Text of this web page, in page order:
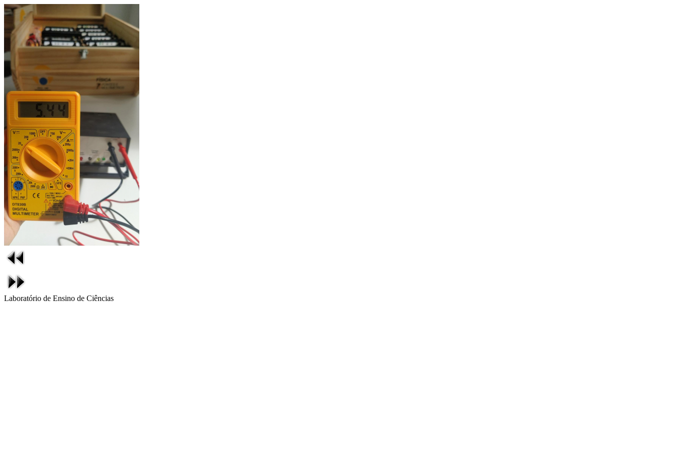
Laboratório de Ensino de Ciências